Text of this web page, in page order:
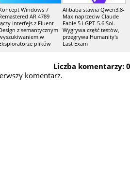
Windows 7
AR 4789
interfejs z Fluent
z semantycznym
w
plików
Alibaba stawia Qwen3.8-
Max naprzeciw Claude
Fable 5 i GPT-5.6 Sol.
Wygrywa część testów,
przegrywa Humanity's
Last Exam
Liczba komentarzy: 0
komentarz.